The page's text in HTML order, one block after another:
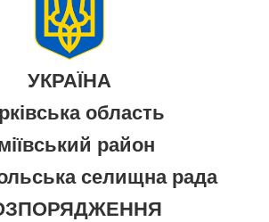
УКРАЇНА
область
район
селищна рада